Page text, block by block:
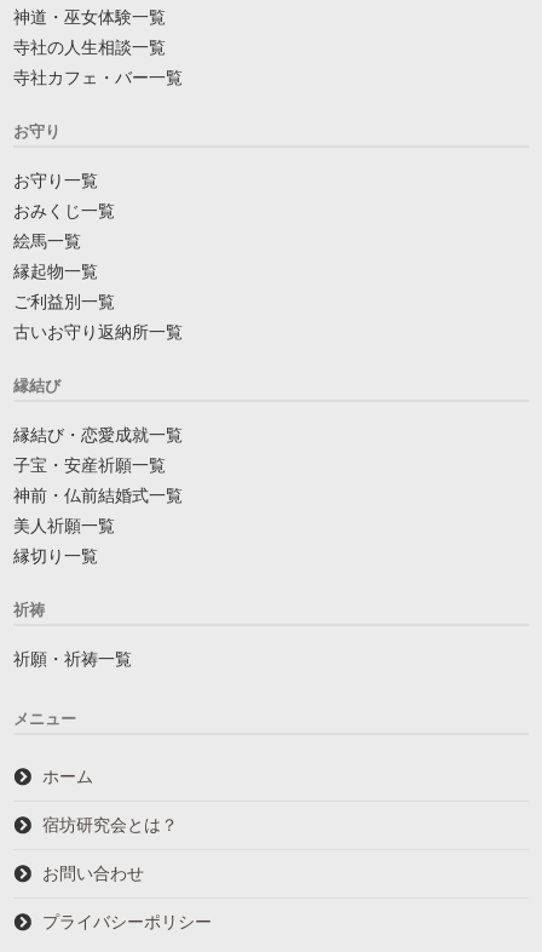
神道・巫女体験一覧
寺社の人生相談一覧
寺社カフェ・バー一覧
お守り
お守り一覧
おみくじ一覧
絵馬一覧
縁起物一覧
ご利益別一覧
古いお守り返納所一覧
縁結び
縁結び・恋愛成就一覧
子宝・安産祈願一覧
神前・仏前結婚式一覧
美人祈願一覧
縁切り一覧
祈祷
祈願・祈祷一覧
メニュー
ホーム
宿坊研究会とは？
お問い合わせ
プライバシーポリシー